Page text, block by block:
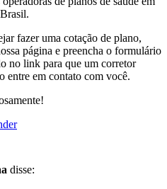
fazer uma cotação de plano,
página e preencha o formulário
no link para que um corretor
entre em contato com você.
disse: